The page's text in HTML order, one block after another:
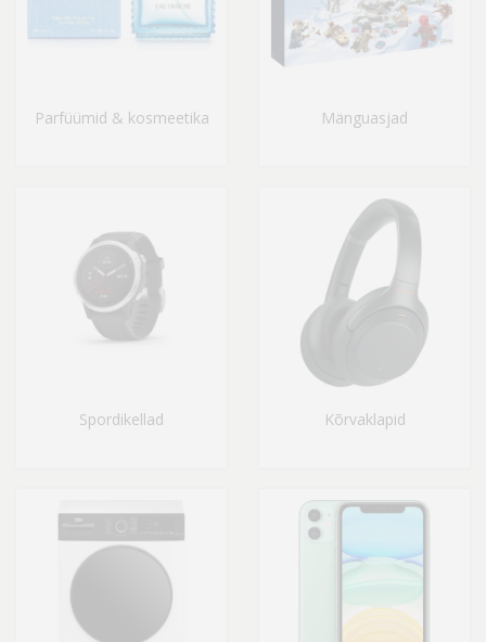
Parfüümid & kosmeetika Mänguasjad
Spordikellad Kõrvaklapid